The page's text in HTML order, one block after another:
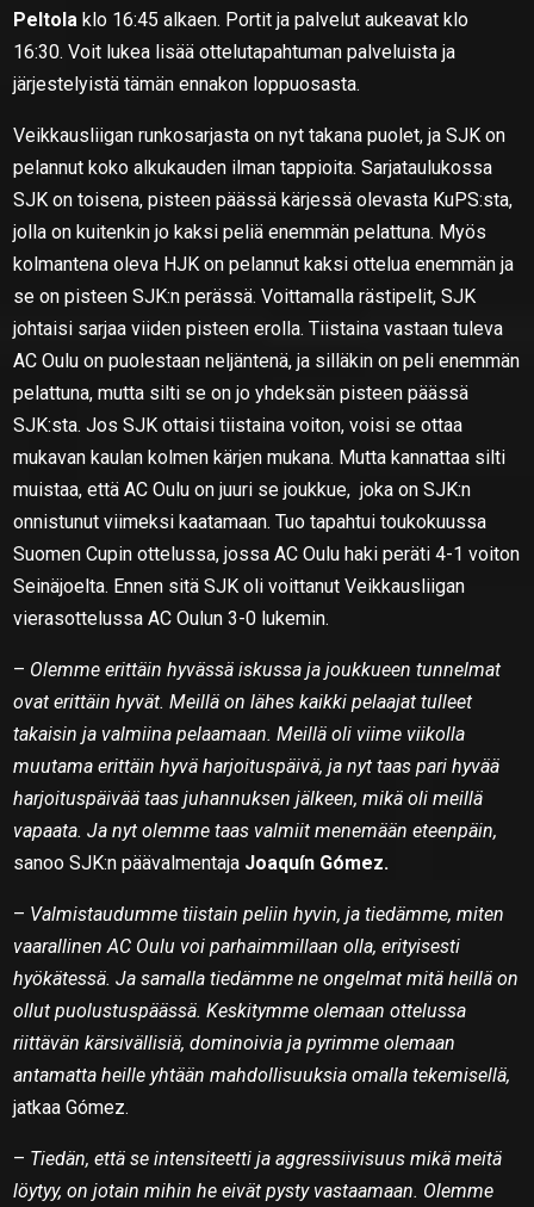
Peltola klo 16:45 alkaen. Portit ja palvelut aukeavat klo
16:30. Voit lukea lisää ottelutapahtuman palveluista ja
järjestelyistä tämän ennakon loppuosasta.
Veikkausliigan runkosarjasta on nyt takana puolet, ja SJK on
pelannut koko alkukauden ilman tappioita. Sarjataulukossa
SJK on toisena, pisteen päässä kärjessä olevasta KuPS:sta,
jolla on kuitenkin jo kaksi peliä enemmän pelattuna. Myös
kolmantena oleva HJK on pelannut kaksi ottelua enemmän ja
se on pisteen SJK:n perässä. Voittamalla rästipelit, SJK
johtaisi sarjaa viiden pisteen erolla. Tiistaina vastaan tuleva
AC Oulu on puolestaan neljäntenä, ja silläkin on peli enemmän
pelattuna, mutta silti se on jo yhdeksän pisteen päässä
SJK:sta. Jos SJK ottaisi tiistaina voiton, voisi se ottaa
mukavan kaulan kolmen kärjen mukana. Mutta kannattaa silti
muistaa, että AC Oulu on juuri se joukkue, joka on SJK:n
onnistunut viimeksi kaatamaan. Tuo tapahtui toukokuussa
Suomen Cupin ottelussa, jossa AC Oulu haki peräti 4-1 voiton
Seinäjoelta. Ennen sitä SJK oli voittanut Veikkausliigan
vierasottelussa AC Oulun 3-0 lukemin.
– Olemme erittäin hyvässä iskussa ja joukkueen tunnelmat
ovat erittäin hyvät. Meillä on lähes kaikki pelaajat tulleet
takaisin ja valmiina pelaamaan. Meillä oli viime viikolla
muutama erittäin hyvä harjoituspäivä, ja nyt taas pari hyvää
harjoituspäivää taas juhannuksen jälkeen, mikä oli meillä
vapaata. Ja nyt olemme taas valmiit menemään eteenpäin,
sanoo SJK:n päävalmentaja Joaquín Gómez.
– Valmistaudumme tiistain peliin hyvin, ja tiedämme, miten
vaarallinen AC Oulu voi parhaimmillaan olla, erityisesti
hyökätessä. Ja samalla tiedämme ne ongelmat mitä heillä on
ollut puolustuspäässä. Keskitymme olemaan ottelussa
riittävän kärsivällisiä, dominoivia ja pyrimme olemaan
antamatta heille yhtään mahdollisuuksia omalla tekemisellä,
jatkaa Gómez.
– Tiedän, että se intensiteetti ja aggressiivisuus mikä meitä
löytyy, on jotain mihin he eivät pysty vastaamaan. Olemme